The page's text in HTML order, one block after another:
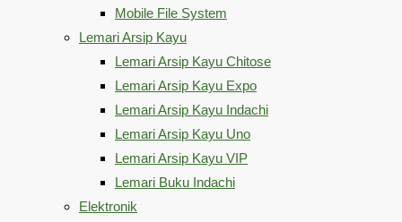
Mobile File System
Lemari Arsip Kayu
Lemari Arsip Kayu Chitose
Lemari Arsip Kayu Expo
Lemari Arsip Kayu Indachi
Lemari Arsip Kayu Uno
Lemari Arsip Kayu VIP
Lemari Buku Indachi
Elektronik